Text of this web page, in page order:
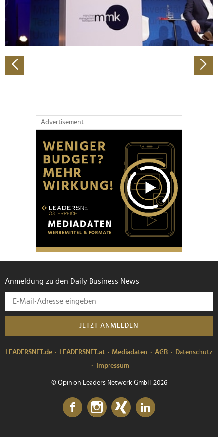
personalisieren, Funktionen für soziale Medien anbieten
zu können und die Zugriffe auf unsere Website zu
analysieren. Außerdem geben wir Informationen zu Ihrer
Verwendung unserer Website an unsere Partner für
Partner führen diese Informationen möglicherweise mit
weiteren Daten zusammen, die Sie ihnen bereitgestellt
Advertisement
Anmeldung zu den Daily Business News
JETZT ANMELDEN
LEADERSNET.de LEADERSNET.at Mediadaten AGB
Datenschutz
Impressum
© Opinion Leaders Network GmbH 2026